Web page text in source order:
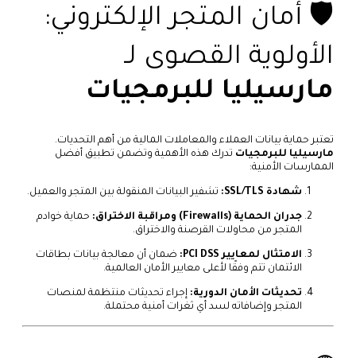
🛡️ أمان المتجر الإلكتروني:
الأولوية القصوى لـ
مارسيليا للبرمجيات
تعتبر حماية بيانات العملاء والمعاملات المالية من أهم التحديات.
مارسيليا للبرمجيات تدرك هذه الأهمية وتضمن تطبيق أفضل
الممارسات الأمنية:
شهادة SSL/TLS: تشفير البيانات المنقولة بين المتجر والعميل.
جدران الحماية (Firewalls) ومراقبة الاختراق:
حماية خوادم
المتجر من محاولات القرصنة والاختراق.
الامتثال لمعايير PCI DSS:
ضمان أن معالجة بيانات بطاقات
الائتمان تتم وفقًا لأعلى معايير الأمان العالمية.
تحديثات الأمان الدورية: إجراء تحديثات منتظمة لمنصات
المتجر وإضافاته لسد أي ثغرات أمنية محتملة.